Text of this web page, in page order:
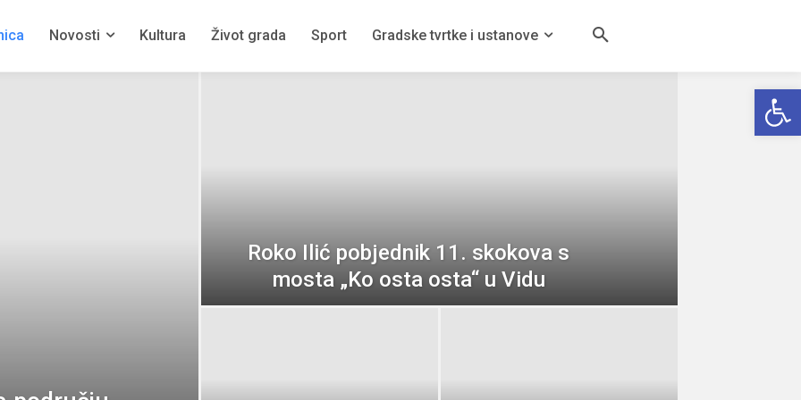
Novosti Kultura Život grada Sport Gradske tvrtke i ustanove
Metkovic.hr - 6 kolovoza, 2026 Metkovic.hr - 6 kolovoza, 2026
Roko Ilić pobjednik 11. skokova s
mosta „Ko osta osta“ u Vidu